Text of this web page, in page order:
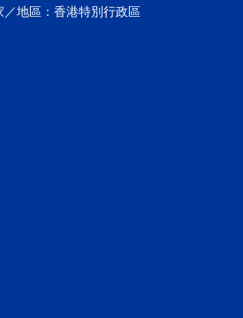
／地區：香港特別行政區